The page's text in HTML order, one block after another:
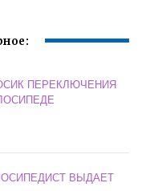
ПЕРЕКЛЮЧЕНИЯ
ВЫДАЕТ